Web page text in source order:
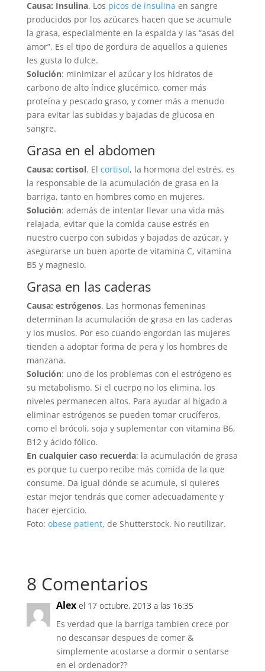
Causa: Insulina. Los picos de insulina en sangre
producidos por los azúcares hacen que se acumule
la grasa, especialmente en la espalda y las “asas del
amor”. Es el tipo de gordura de aquellos a quienes
les gusta lo dulce.
Solución: minimizar el azúcar y los hidratos de
carbono de alto índice glucémico, comer más
proteína y pescado graso, y comer más a menudo
para evitar las subidas y bajadas de glucosa en
sangre.
Grasa en el abdomen
Causa: cortisol. El cortisol, la hormona del estrés, es
la responsable de la acumulación de grasa en la
barriga, tanto en hombres como en mujeres.
Solución: además de intentar llevar una vida más
relajada, evitar que la comida cause estrés en
nuestro cuerpo con subidas y bajadas de azúcar, y
asegurarse un buen aporte de vitamina C, vitamina
B5 y magnesio.
Grasa en las caderas
Causa: estrógenos. Las hormonas femeninas
determinan la acumulación de grasa en las caderas
y los muslos. Por eso cuando engordan las mujeres
tienden a adoptar forma de pera y los hombres de
manzana.
Solución: uno de los problemas con el estrógeno es
su metabolismo. Si el cuerpo no los elimina, los
niveles permanecen altos. Para ayudar al hígado a
eliminar estrógenos se pueden tomar crucíferos,
como el brócoli, soja y suplementar con vitamina B6,
B12 y ácido fólico.
En cualquier caso recuerda: la acumulación de grasa
es porque tu cuerpo recibe más comida de la que
consume. Da igual dónde se acumule, si quieres
estar mejor tendrás que comer adecuadamente y
hacer ejercicio.
Foto: obese patient, de Shutterstock. No reutilizar.
8 Comentarios
Alex el 17 octubre, 2013 a las 16:35
Es verdad que la barriga tambien crece por
no descansar despues de comer &
simplemente acostarse a dormir o sentarse
en el ordenador??